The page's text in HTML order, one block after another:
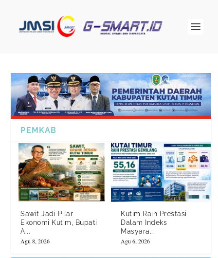
PEMKAB
Sawit Jadi Pilar
Ekonomi Kutim, Bupati
A...
Agu 8, 2026
Kutim Raih Prestasi
Dalam Indeks
Masyara...
Agu 6, 2026